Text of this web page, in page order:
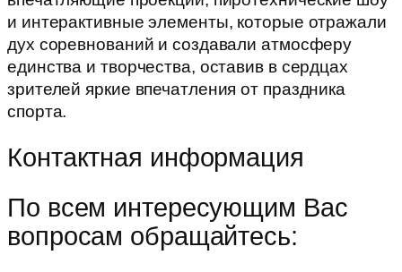
и интерактивные элементы, которые отражали
дух соревнований и создавали атмосферу
единства и творчества, оставив в сердцах
зрителей яркие впечатления от праздника
спорта.
Контактная информация
По всем интересующим Вас
вопросам обращайтесь: